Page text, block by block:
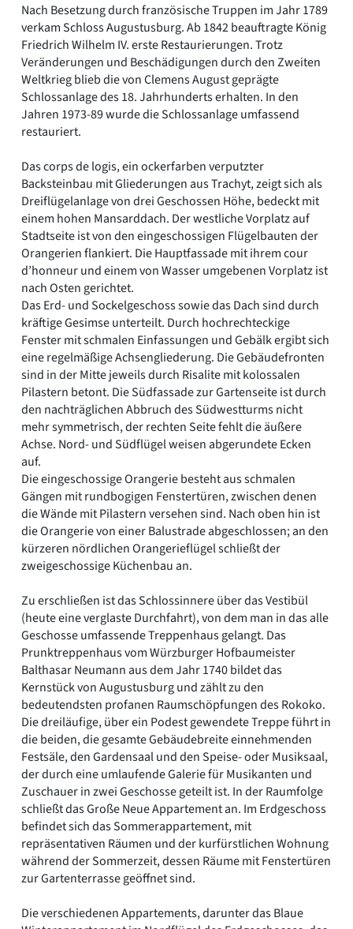
Nach Besetzung durch französische Truppen im Jahr 1789
verkam Schloss Augustusburg. Ab 1842 beauftragte König
Friedrich Wilhelm IV. erste Restaurierungen. Trotz
Veränderungen und Beschädigungen durch den Zweiten
Weltkrieg blieb die von Clemens August geprägte
Schlossanlage des 18. Jahrhunderts erhalten. In den
Jahren 1973-89 wurde die Schlossanlage umfassend
restauriert.
Das corps de logis, ein ockerfarben verputzter
Backsteinbau mit Gliederungen aus Trachyt, zeigt sich als
Dreiflügelanlage von drei Geschossen Höhe, bedeckt mit
einem hohen Mansarddach. Der westliche Vorplatz auf
Stadtseite ist von den eingeschossigen Flügelbauten der
Orangerien flankiert. Die Hauptfassade mit ihrem cour
d’honneur und einem von Wasser umgebenen Vorplatz ist
nach Osten gerichtet.
Das Erd- und Sockelgeschoss sowie das Dach sind durch
kräftige Gesimse unterteilt. Durch hochrechteckige
Fenster mit schmalen Einfassungen und Gebälk ergibt sich
eine regelmäßige Achsengliederung. Die Gebäudefronten
sind in der Mitte jeweils durch Risalite mit kolossalen
Pilastern betont. Die Südfassade zur Gartenseite ist durch
den nachträglichen Abbruch des Südwestturms nicht
mehr symmetrisch, der rechten Seite fehlt die äußere
Achse. Nord- und Südflügel weisen abgerundete Ecken
auf.
Die eingeschossige Orangerie besteht aus schmalen
Gängen mit rundbogigen Fenstertüren, zwischen denen
die Wände mit Pilastern versehen sind. Nach oben hin ist
die Orangerie von einer Balustrade abgeschlossen; an den
kürzeren nördlichen Orangerieflügel schließt der
zweigeschossige Küchenbau an.
Zu erschließen ist das Schlossinnere über das Vestibül
(heute eine verglaste Durchfahrt), von dem man in das alle
Geschosse umfassende Treppenhaus gelangt. Das
Prunktreppenhaus vom Würzburger Hofbaumeister
Balthasar Neumann aus dem Jahr 1740 bildet das
Kernstück von Augustusburg und zählt zu den
bedeutendsten profanen Raumschöpfungen des Rokoko.
Die dreiläufige, über ein Podest gewendete Treppe führt in
die beiden, die gesamte Gebäudebreite einnehmenden
Festsäle, den Gardensaal und den Speise- oder Musiksaal,
der durch eine umlaufende Galerie für Musikanten und
Zuschauer in zwei Geschosse geteilt ist. In der Raumfolge
schließt das Große Neue Appartement an. Im Erdgeschoss
befindet sich das Sommerappartement, mit
repräsentativen Räumen und der kurfürstlichen Wohnung
während der Sommerzeit, dessen Räume mit Fenstertüren
zur Gartenterrasse geöffnet sind.
Die verschiedenen Appartements, darunter das Blaue